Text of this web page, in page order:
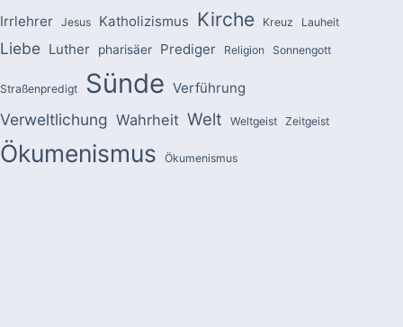
Irrlehrer Jesus Katholizismus Kirche Kreuz Lauheit
Liebe Luther pharisäer Prediger Religion Sonnengott
Straßenpredigt Sünde Verführung
Verweltlichung Wahrheit Welt Weltgeist Zeitgeist
Ökumenismus Ökumenismus